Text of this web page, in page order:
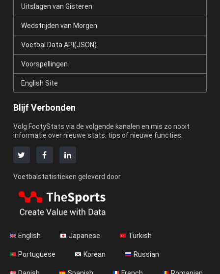
Uitslagen van Gisteren
Wedstrijden van Morgen
Voetbal Data API(JSON)
Voorspellingen
English Site
Blijf Verbonden
Volg FootyStats via de volgende kanalen en mis zo nooit
informatie over nieuwe stats, tips of nieuwe functies.
Voetbalstatistieken geleverd door
English Japanese Turkish
Portuguese Korean Russian